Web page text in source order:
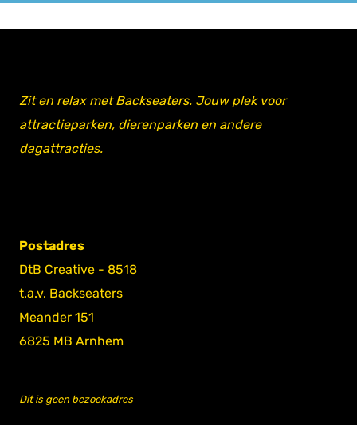
Zit en relax met Backseaters. Jouw plek voor
attractieparken, dierenparken en andere
dagattracties.
Postadres
DtB Creative - 8518
t.a.v. Backseaters
Meander 151
6825 MB Arnhem
Dit is geen bezoekadres